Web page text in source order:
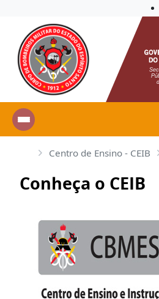
Centro de Ensino - CEIB
Conheça o CEIB